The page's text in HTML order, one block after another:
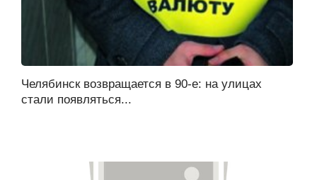
Челябинск возвращается в 90-е: на улицах
стали появляться...